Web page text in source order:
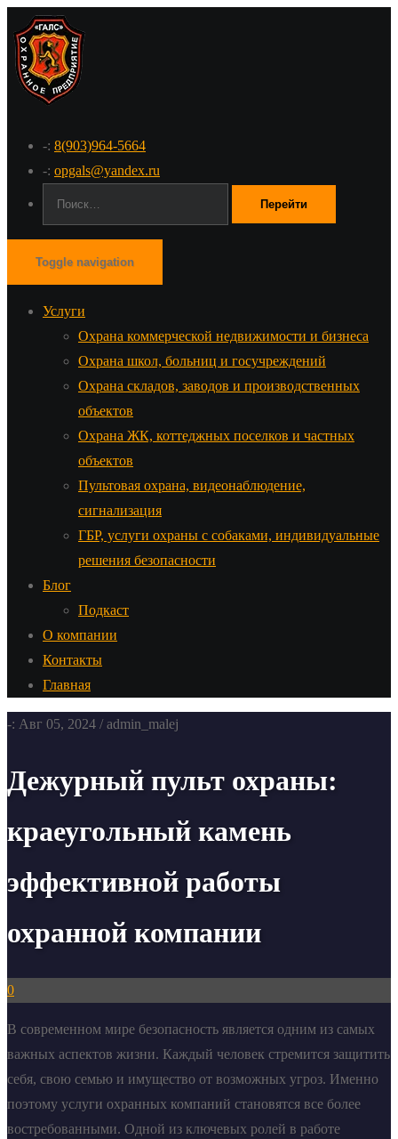
-: 8(903)964-5664
-: opgals@yandex.ru
Toggle navigation
Услуги
Охрана коммерческой недвижимости и бизнеса
Охрана школ, больниц и госучреждений
Охрана складов, заводов и производственных
объектов
Охрана ЖК, коттеджных поселков и частных
объектов
Пультовая охрана, видеонаблюдение,
сигнализация
ГБР, услуги охраны с собаками, индивидуальные
решения безопасности
Блог
Подкаст
О компании
Контакты
Главная
-: Авг 05, 2024 / admin_malej
Дежурный пульт охраны:
краеугольный камень
эффективной работы
охранной компании
0
В современном мире безопасность является одним из самых
важных аспектов жизни. Каждый человек стремится защитить
себя, свою семью и имущество от возможных угроз. Именно
поэтому услуги охранных компаний становятся все более
востребованными. Одной из ключевых ролей в работе